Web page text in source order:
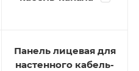
Панель лицевая для
настенного кабель-